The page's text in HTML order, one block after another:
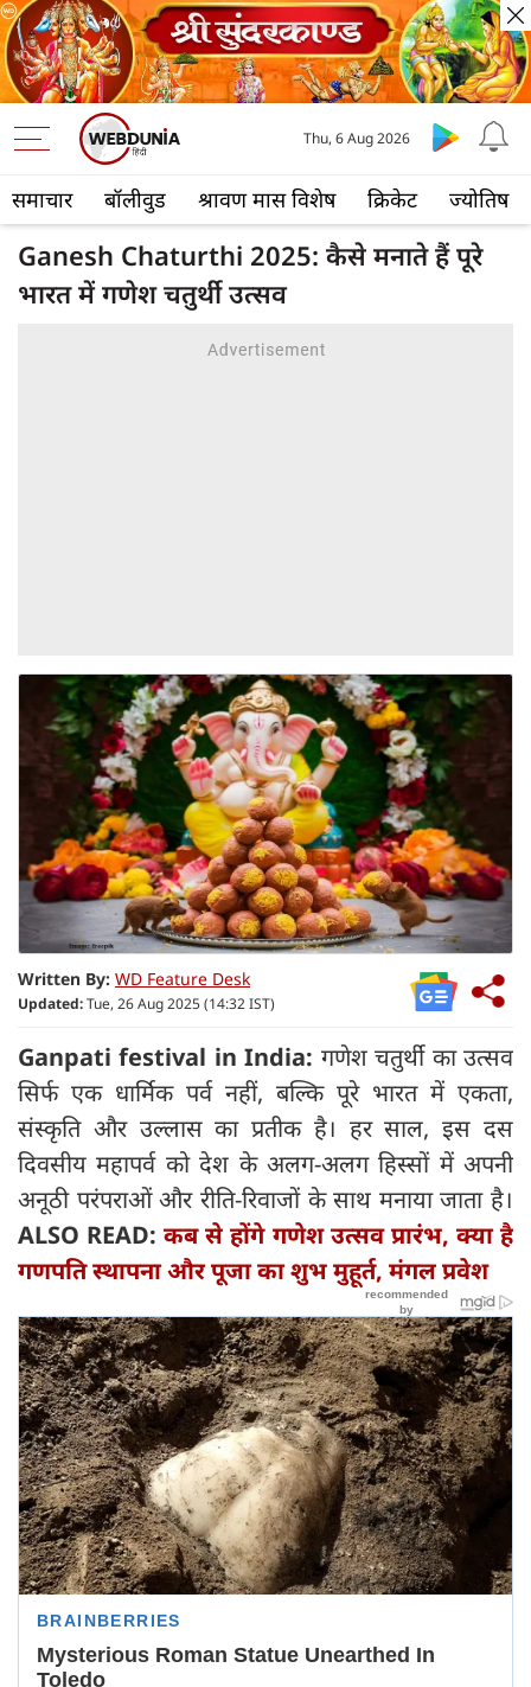
समाचार बॉलीवुड श्रावण मास विशेष क्रिकेट ज्योतिष
Thu, 6 Aug 2026
Ganesh Chaturthi 2025: कैसे मनाते हैं पूरे
भारत में गणेश चतुर्थी उत्सव
Written By: WD Feature Desk
Updated:Tue, 26 Aug 2025 (14:32 IST)
Ganpati festival in India: गणेश चतुर्थी का उत्सव
सिर्फ एक धार्मिक पर्व नहीं, बल्कि पूरे भारत में एकता,
संस्कृति और उल्लास का प्रतीक है। हर साल, इस दस
दिवसीय महापर्व को देश के अलग-अलग हिस्सों में अपनी
अनूठी परंपराओं और रीति-रिवाजों के साथ मनाया जाता है।
ALSO READ:कब से होंगे गणेश उत्सव प्रारंभ, क्या है
गणपति स्थापना और पूजा का शुभ मुहूर्त, मंगल प्रवेश